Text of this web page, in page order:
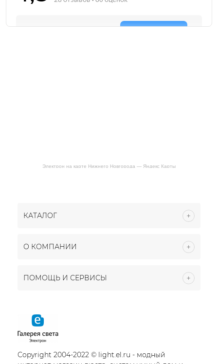
Электрон на карте Нижнего Новгорода — Яндекс Карты
КАТАЛОГ
О КОМПАНИИ
ПОМОЩЬ И СЕРВИСЫ
Copyright 2004-2022 © light.el.ru - модный